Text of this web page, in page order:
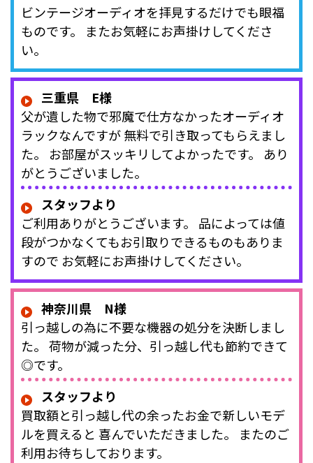
ビンテージオーディオを拝見するだけでも眼福
ものです。 またお気軽にお声掛けしてくださ
い。
三重県 E様
父が遺した物で邪魔で仕方なかったオーディオ
ラックなんですが 無料で引き取ってもらえまし
た。 お部屋がスッキリしてよかったです。 あり
がとうございました。
スタッフより
ご利用ありがとうございます。 品によっては値
段がつかなくてもお引取りできるものもありま
すので お気軽にお声掛けしてください。
神奈川県 N様
引っ越しの為に不要な機器の処分を決断しまし
た。 荷物が減った分、引っ越し代も節約できて
◎です。
スタッフより
買取額と引っ越し代の余ったお金で新しいモデ
ルを買えると 喜んでいただきました。 またのご
利用お待ちしております。